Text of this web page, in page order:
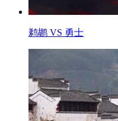
鹈鹕 VS 勇士